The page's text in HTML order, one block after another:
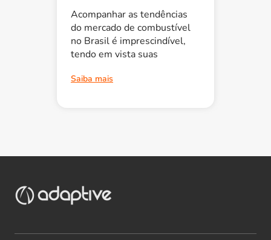
Acompanhar as tendências
do mercado de combustível
no Brasil é imprescindível,
tendo em vista suas
Saiba mais